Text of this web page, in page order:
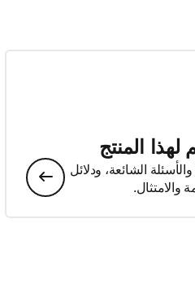
المنتج
الشائعة، ودلائل
والامتثال.